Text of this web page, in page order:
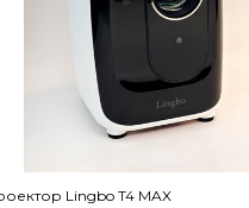
Lingbo T4 MAX